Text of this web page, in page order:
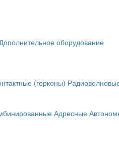
оборудование
(герконы)
Адресные